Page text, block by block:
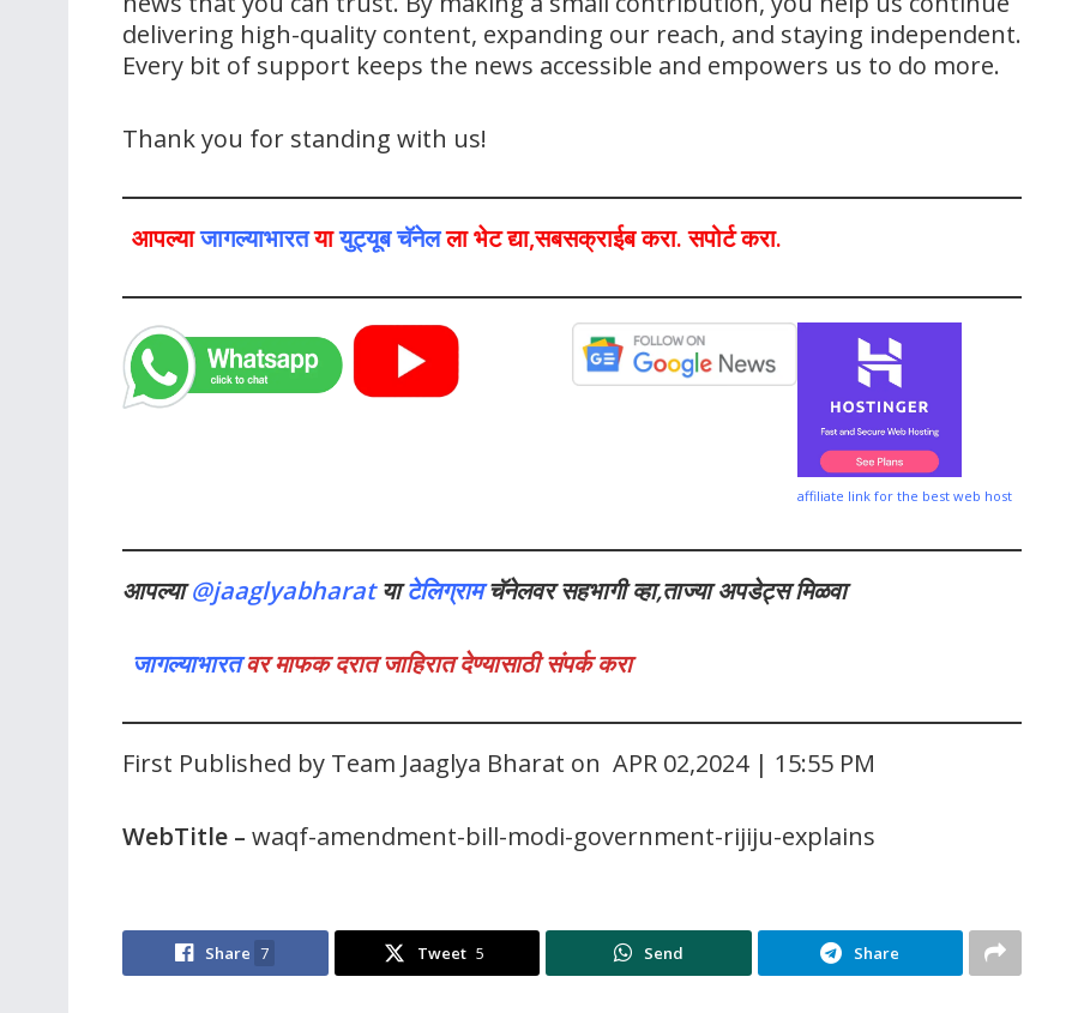
delivering high-quality content, expanding our reach, and staying independent.
Every bit of support keeps the news accessible and empowers us to do more.
Thank you for standing with us!
आपल्याजागल्याभारतयायुट्यूब चॅनेलला भेट द्या,सबसक्राईब करा. सपोर्ट करा.
affiliate link for the best web host
आपल्या@jaaglyabharatयाटेलिग्रामचॅनेलवर सहभागी व्हा,ताज्या अपडेट्स मिळवा
जागल्याभारतवर माफक दरात जाहिरात देण्यासाठी संपर्क करा
First Published by Team Jaaglya Bharat on APR 02,2024 | 15:55 PM
WebTitle – waqf-amendment-bill-modi-government-rijiju-explains
Share 7 Tweet 5 Send Share